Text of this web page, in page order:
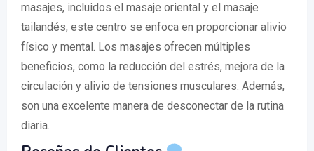
masajes, incluidos el masaje oriental y el masaje
tailandés, este centro se enfoca en proporcionar alivio
físico y mental. Los masajes ofrecen múltiples
beneficios, como la reducción del estrés, mejora de la
circulación y alivio de tensiones musculares. Además,
son una excelente manera de desconectar de la rutina
diaria.